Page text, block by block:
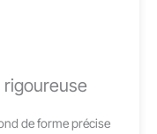
de forme précise